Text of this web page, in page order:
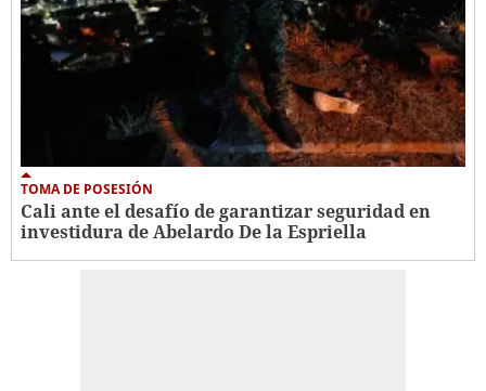
TOMA DE POSESIÓN
Cali ante el desafío de garantizar seguridad en
investidura de Abelardo De la Espriella